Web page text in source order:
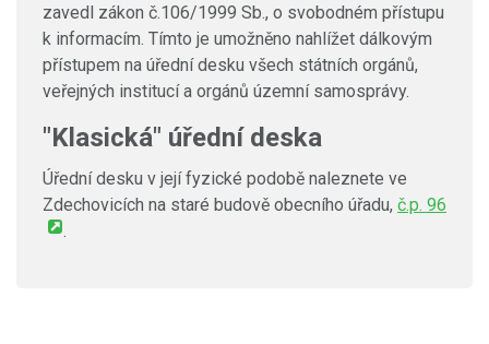
zavedl zákon č.106/1999 Sb., o svobodném přístupu
k informacím. Tímto je umožněno nahlížet dálkovým
přístupem na úřední desku všech státních orgánů,
veřejných institucí a orgánů územní samosprávy.
"Klasická" úřední deska
Úřední desku v její fyzické podobě naleznete ve
Zdechovicích na staré budově obecního úřadu, č.p. 96
.